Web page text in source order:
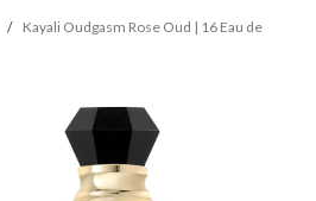
Kayali Oudgasm Rose Oud | 16 Eau de